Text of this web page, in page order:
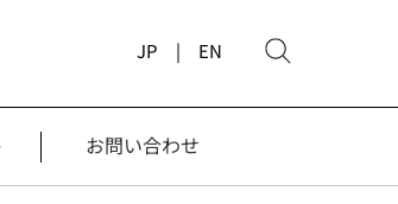
JP | EN
お問い合わせ